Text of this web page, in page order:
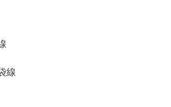
線